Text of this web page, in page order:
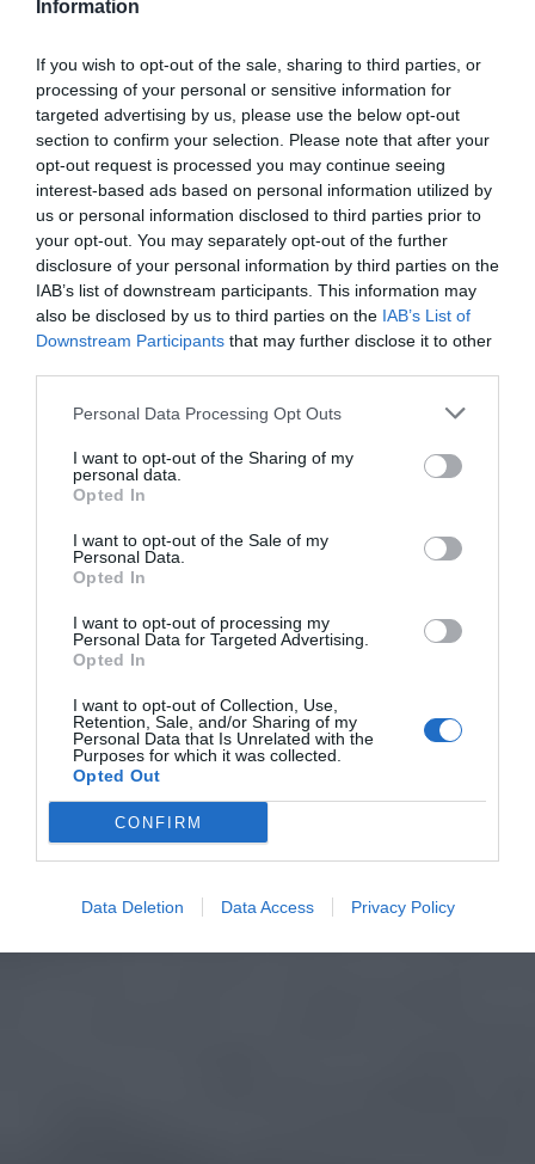
Information
If you wish to opt-out of the sale, sharing to third parties, or
processing of your personal or sensitive information for
targeted advertising by us, please use the below opt-out
section to confirm your selection. Please note that after your
opt-out request is processed you may continue seeing
interest-based ads based on personal information utilized by
us or personal information disclosed to third parties prior to
your opt-out. You may separately opt-out of the further
disclosure of your personal information by third parties on the
IAB’s list of downstream participants. This information may
also be disclosed by us to third parties on the IAB’s List of
Downstream Participants that may further disclose it to other
Personal Data Processing Opt Outs
I want to opt-out of the Sharing of my
personal data.
Opted In
I want to opt-out of the Sale of my
Personal Data.
Opted In
I want to opt-out of processing my
Personal Data for Targeted Advertising.
Opted In
I want to opt-out of Collection, Use,
Retention, Sale, and/or Sharing of my
Personal Data that Is Unrelated with the
Purposes for which it was collected.
Opted Out
CONFIRM
Data Deletion Data Access Privacy Policy